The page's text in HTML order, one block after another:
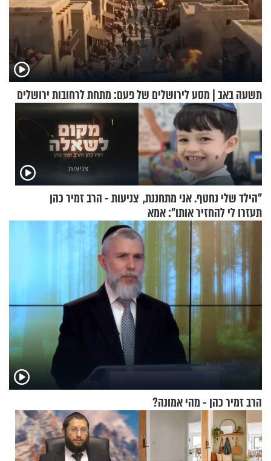
תשעה באב | מסע לירושלים של פעם: מתחת לרחובות ירושלים
"הילד שלי נחטף. אני מתחננת,
תעזרו לי להחזיר אותו": אמא
של יובל בן ה-4 בריאיון דומע
צניעות - הרב זמיר כהן
הרב זמיר כהן - מהי אמונה?